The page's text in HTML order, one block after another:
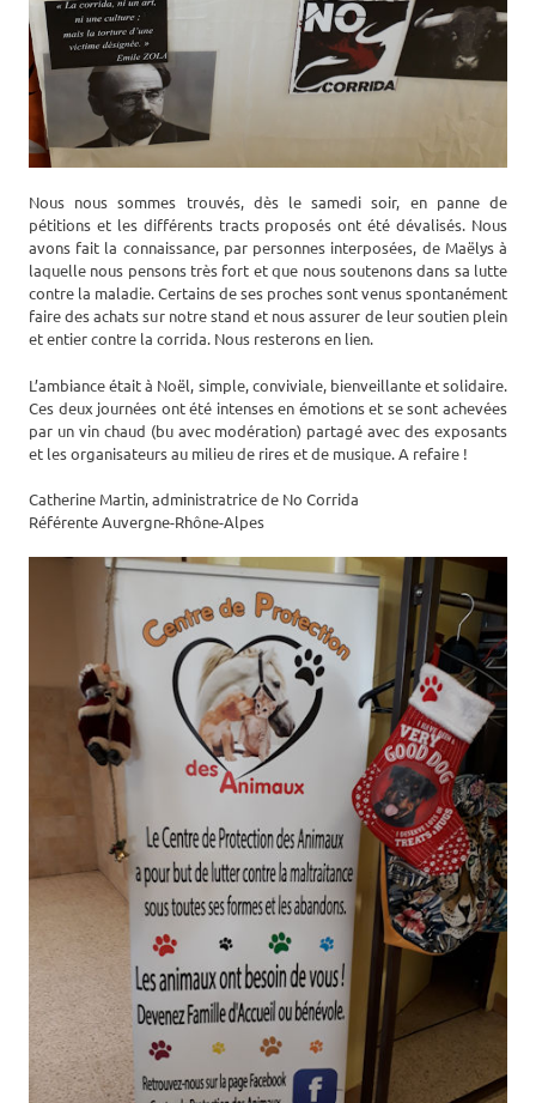
Nous nous sommes trouvés, dès le samedi soir, en panne de
pétitions et les différents tracts proposés ont été dévalisés. Nous
avons fait la connaissance, par personnes interposées, de Maëlys à
laquelle nous pensons très fort et que nous soutenons dans sa lutte
contre la maladie. Certains de ses proches sont venus spontanément
faire des achats sur notre stand et nous assurer de leur soutien plein
et entier contre la corrida. Nous resterons en lien.
L’ambiance était à Noël, simple, conviviale, bienveillante et solidaire.
Ces deux journées ont été intenses en émotions et se sont achevées
par un vin chaud (bu avec modération) partagé avec des exposants
et les organisateurs au milieu de rires et de musique. A refaire !
Catherine Martin, administratrice de No Corrida
Référente Auvergne-Rhône-Alpes